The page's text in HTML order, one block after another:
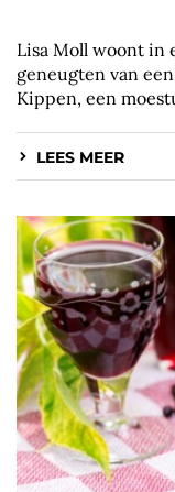
Lisa Moll woont in
geneugten van
Kippen, een
LEES MEER